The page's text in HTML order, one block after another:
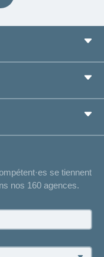
se tiennent
nos 160 agences.